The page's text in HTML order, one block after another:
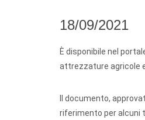
18/09/2021
È disponibile nel
attrezzature agricole
Il documento,
riferimento per alcuni